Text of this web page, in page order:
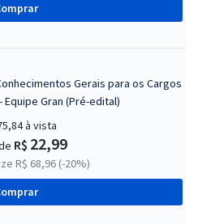
Gerais para os Cargos
Gran (Pré-edital)
à vista
R$ 22,99
R$ 68,96 (-20%)